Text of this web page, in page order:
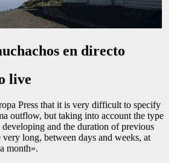
en directo
live
Press that it is very difficult to specify
outflow, but taking into account the type
and the duration of previous
long, between days and weeks, at
month».